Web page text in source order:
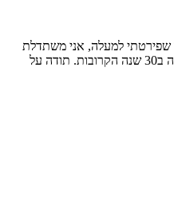
שפירטתי למעלה, אני משתדלת
לתכנן ככה שלא אצטרך את הכסף הזה ב30 שנה הקרובות. תודה על